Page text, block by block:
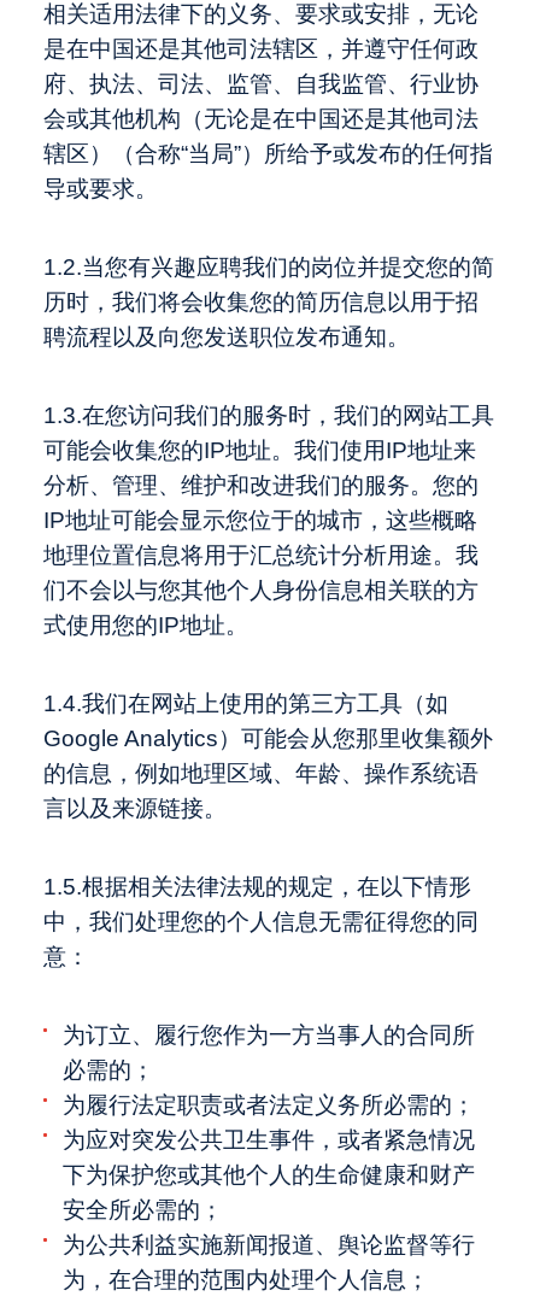
相关适用法律下的义务、要求或安排，无论
是在中国还是其他司法辖区，并遵守任何政
府、执法、司法、监管、自我监管、行业协
会或其他机构（无论是在中国还是其他司法
辖区）（合称“当局”）所给予或发布的任何指
导或要求。
1.2.当您有兴趣应聘我们的岗位并提交您的简
历时，我们将会收集您的简历信息以用于招
聘流程以及向您发送职位发布通知。
1.3.在您访问我们的服务时，我们的网站工具
可能会收集您的IP地址。我们使用IP地址来
分析、管理、维护和改进我们的服务。您的
IP地址可能会显示您位于的城市，这些概略
地理位置信息将用于汇总统计分析用途。我
们不会以与您其他个人身份信息相关联的方
式使用您的IP地址。
1.4.我们在网站上使用的第三方工具（如
Google Analytics）可能会从您那里收集额外
的信息，例如地理区域、年龄、操作系统语
言以及来源链接。
1.5.根据相关法律法规的规定，在以下情形
中，我们处理您的个人信息无需征得您的同
意：
为订立、履行您作为一方当事人的合同所
必需的；
为履行法定职责或者法定义务所必需的；
为应对突发公共卫生事件，或者紧急情况
下为保护您或其他个人的生命健康和财产
安全所必需的；
为公共利益实施新闻报道、舆论监督等行
为，在合理的范围内处理个人信息；